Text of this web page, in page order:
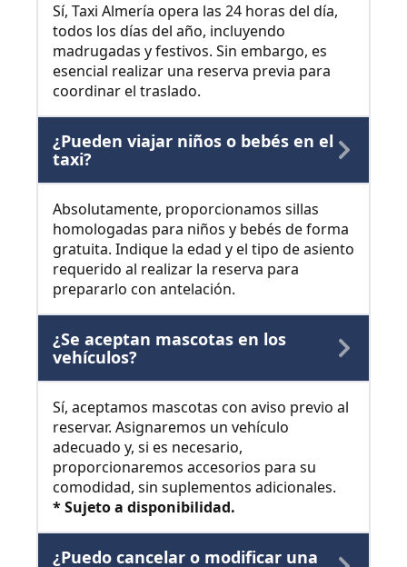
Sí, Taxi Almería opera las 24 horas del día,
todos los días del año, incluyendo
madrugadas y festivos. Sin embargo, es
esencial realizar una reserva previa para
coordinar el traslado.
¿Pueden viajar niños o bebés en el
taxi?
Absolutamente, proporcionamos sillas
homologadas para niños y bebés de forma
gratuita. Indique la edad y el tipo de asiento
requerido al realizar la reserva para
prepararlo con antelación.
¿Se aceptan mascotas en los
vehículos?
Sí, aceptamos mascotas con aviso previo al
reservar. Asignaremos un vehículo
adecuado y, si es necesario,
proporcionaremos accesorios para su
comodidad, sin suplementos adicionales.
* Sujeto a disponibilidad.
¿Puedo cancelar o modificar una